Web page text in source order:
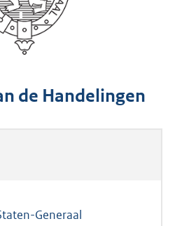
de Handelingen
Generaal